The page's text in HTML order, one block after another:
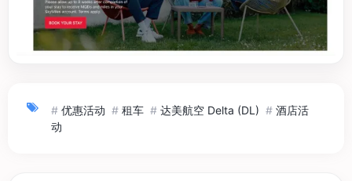
# 优惠活动 # 租车 # 达美航空 Delta (DL) # 酒店活
动